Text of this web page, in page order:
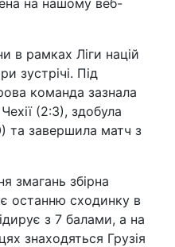
на нашому веб-
в рамках Ліги націй
зустрічі. Під
команда зазнала
(2:3), здобула
та завершила матч з
змагань збірна
останню сходинку в
з 7 балами, а на
знаходяться Грузія